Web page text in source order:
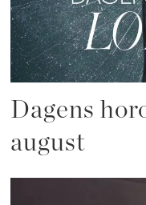
Dagens
august